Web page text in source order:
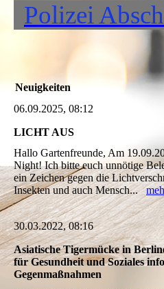
Polizei
Neuigkeiten
06.09.2025, 08:12
LICHT AUS
Hallo Gartenfreunde, Am
Night! Ich bitte euch unnötige
ein Zeichen gegen die
Insekten und auch Mensch...
30.03.2022, 08:16
Asiatische Tigermücke in
für Gesundheit und Soziales
Gegenmaßnahmen